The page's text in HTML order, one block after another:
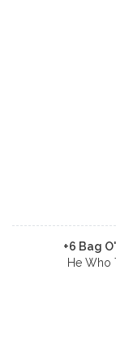
+6 Bag
He Who